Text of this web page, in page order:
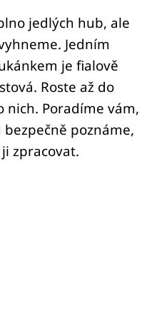
jedlých hub, ale
Jedním
je fialově
Roste až do
nich. Poradíme vám,
poznáme,
zpracovat.